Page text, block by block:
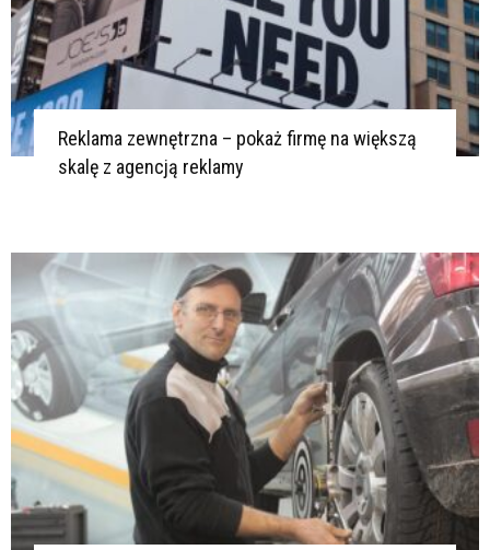
Reklama zewnętrzna – pokaż firmę na większą
skalę z agencją reklamy